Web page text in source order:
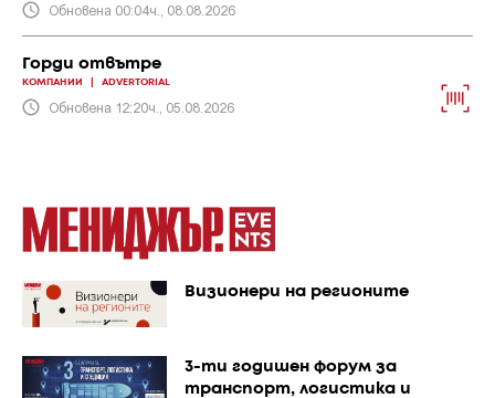
Обновена 00:04ч., 08.08.2026
Горди отвътре
КОМПАНИИ ADVERTORIAL
Обновена 12:20ч., 05.08.2026
Визионери на регионите
3-ти годишен форум за
транспорт, логистика и